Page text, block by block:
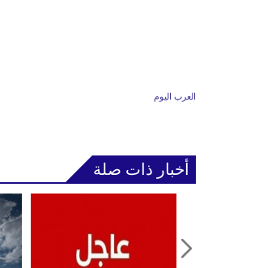
العرب اليوم
أخبار ذات صلة